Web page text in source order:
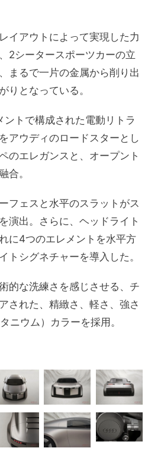
イアウトによって実現した力
2シータースポーツカーの立
まるで一片の金属から削り出
りとなっている。
ントで構成された電動リトラ
アウディのロードスターとし
のエレガンスと、オープント
合。
フェスと水平のスラットがス
演出。さらに、ヘッドライト
に4つのエレメントを水平方
トシグネチャーを導入した。
的な洗練さを感じさせる、チ
された、精緻さ、軽さ、強さ
ニウム）カラーを採用。